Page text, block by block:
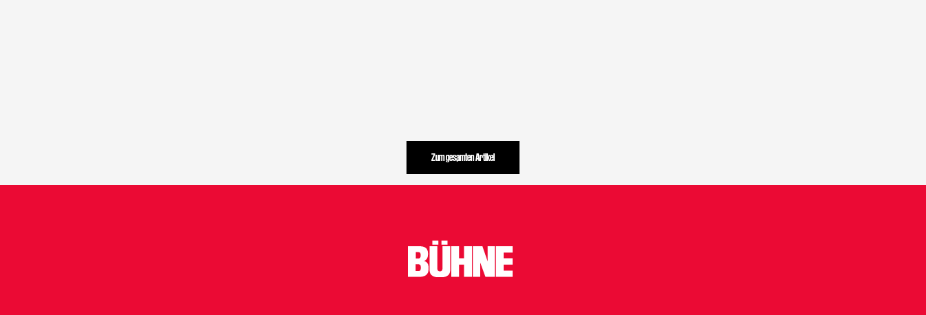
Zum gesamten Artikel